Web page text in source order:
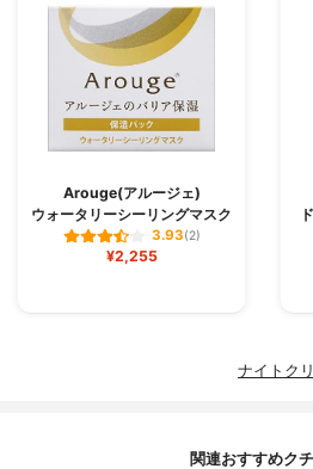
Arouge(アルージェ)
ウォータリーシーリングマスク
3.93(2)
¥2,255
ナイトク
関連おすすめク